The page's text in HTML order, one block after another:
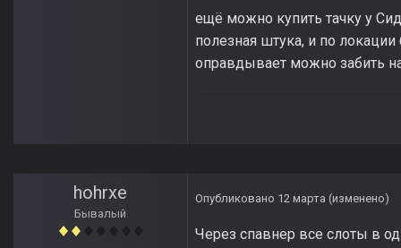
ещё можно купить тачку у
полезная штука, и по
оправдывает можно забить
hohrxe
Бывалый
Опубликовано 12 марта (изменено)
Через спавнер все слоты в